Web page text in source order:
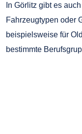
In Görlitz gibt es
Fahrzeugtypen oder
beispielsweise für
bestimmte